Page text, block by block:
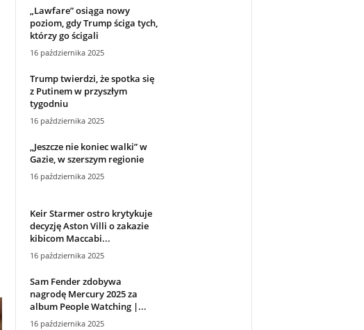
„Lawfare” osiąga nowy
poziom, gdy Trump ściga tych,
którzy go ścigali
16 października 2025
Trump twierdzi, że spotka się
z Putinem w przyszłym
tygodniu
16 października 2025
„Jeszcze nie koniec walki” w
Gazie, w szerszym regionie
16 października 2025
Keir Starmer ostro krytykuje
decyzję Aston Villi o zakazie
kibicom Maccabi...
16 października 2025
Sam Fender zdobywa
nagrodę Mercury 2025 za
album People Watching |...
16 października 2025